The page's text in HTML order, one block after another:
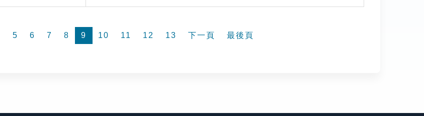
5 6 7 8 9 10 11 12 13 下一頁 最後頁